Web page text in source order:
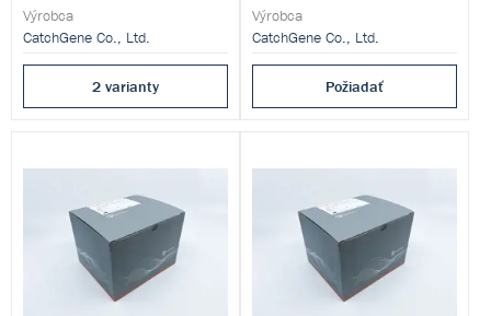
Výrobca
CatchGene Co., Ltd.
2 varianty
Výrobca
CatchGene Co., Ltd.
Požiadať